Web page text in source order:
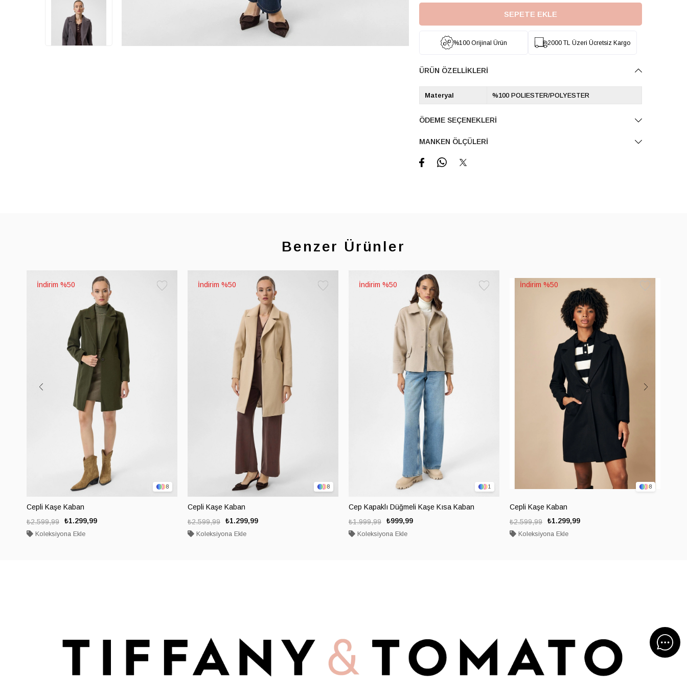
%100 Orijinal Ürün 2000 TL Üzeri Ücretsiz Kargo
ÜRÜN ÖZELLIKLERI
Materyal %100 POLIESTER/POLYESTER
ÖDEME SEÇENEKLERI
MANKEN ÖLÇÜLERI
Benzer Ürünler
8
Cepli Kaşe Kaban
₺1.299,99
₺2.599,99
Koleksiyona Ekle
%50
8
Cepli Kaşe Kaban
₺1.299,99
₺2.599,99
Koleksiyona Ekle
%50
1
Cep Kapaklı Düğmeli Kaşe Kısa Kaban
₺999,99
₺1.999,99
Koleksiyona Ekle
%50
8
Cepli Kaşe Kaban
₺1.299,99
₺2.599,99
Koleksiyona Ekle
%50